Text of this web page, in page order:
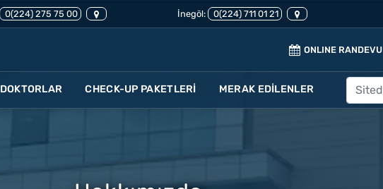
0(224) 275 75 00 İnegöl: 0(224) 711 01 21
ONLINE RANDEVU
DOKTORLAR CHECK-UP PAKETLERİ MERAK EDİLENLER